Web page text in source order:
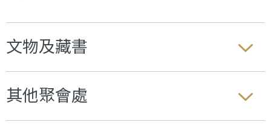
文物及藏書
其他聚會處